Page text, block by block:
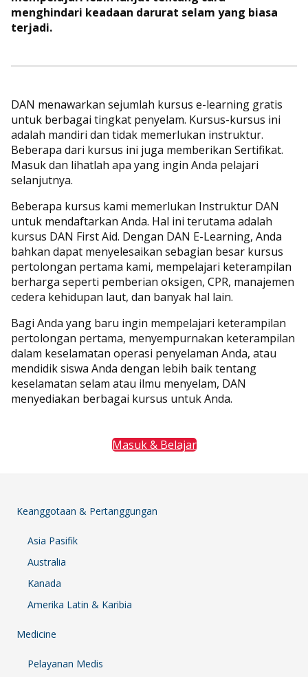
menghindari keadaan darurat selam yang biasa
terjadi.
DAN menawarkan sejumlah kursus e-learning gratis
untuk berbagai tingkat penyelam. Kursus-kursus ini
adalah mandiri dan tidak memerlukan instruktur.
Beberapa dari kursus ini juga memberikan Sertifikat.
Masuk dan lihatlah apa yang ingin Anda pelajari
selanjutnya.
Beberapa kursus kami memerlukan Instruktur DAN
untuk mendaftarkan Anda. Hal ini terutama adalah
kursus DAN First Aid. Dengan DAN E-Learning, Anda
bahkan dapat menyelesaikan sebagian besar kursus
pertolongan pertama kami, mempelajari keterampilan
berharga seperti pemberian oksigen, CPR, manajemen
cedera kehidupan laut, dan banyak hal lain.
Bagi Anda yang baru ingin mempelajari keterampilan
pertolongan pertama, menyempurnakan keterampilan
dalam keselamatan operasi penyelaman Anda, atau
mendidik siswa Anda dengan lebih baik tentang
keselamatan selam atau ilmu menyelam, DAN
menyediakan berbagai kursus untuk Anda.
Masuk & Belajar
Keanggotaan & Pertanggungan
Asia Pasifik
Australia
Kanada
Amerika Latin & Karibia
Medicine
Pelayanan Medis